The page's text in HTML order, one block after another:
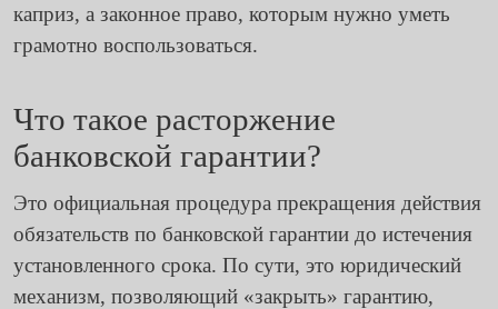
каприз, а законное право, которым нужно уметь
грамотно воспользоваться.
Что такое расторжение
банковской гарантии?
Это официальная процедура прекращения действия
обязательств по банковской гарантии до истечения
установленного срока. По сути, это юридический
механизм, позволяющий «закрыть» гарантию,